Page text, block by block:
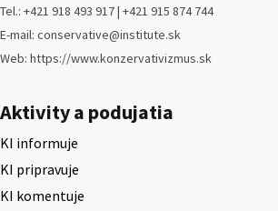
Tel.: +421 918 493 917 | +421 915 874 744
E-mail: conservative@institute.sk
Web: https://www.konzervativizmus.sk
Aktivity a podujatia
KI informuje
KI pripravuje
KI komentuje